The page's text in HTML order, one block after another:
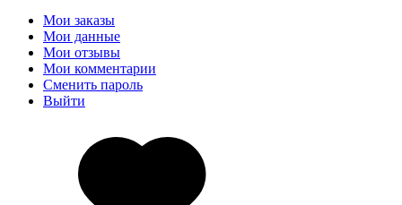
Мои заказы
Мои данные
Мои отзывы
Мои комментарии
Сменить пароль
Выйти